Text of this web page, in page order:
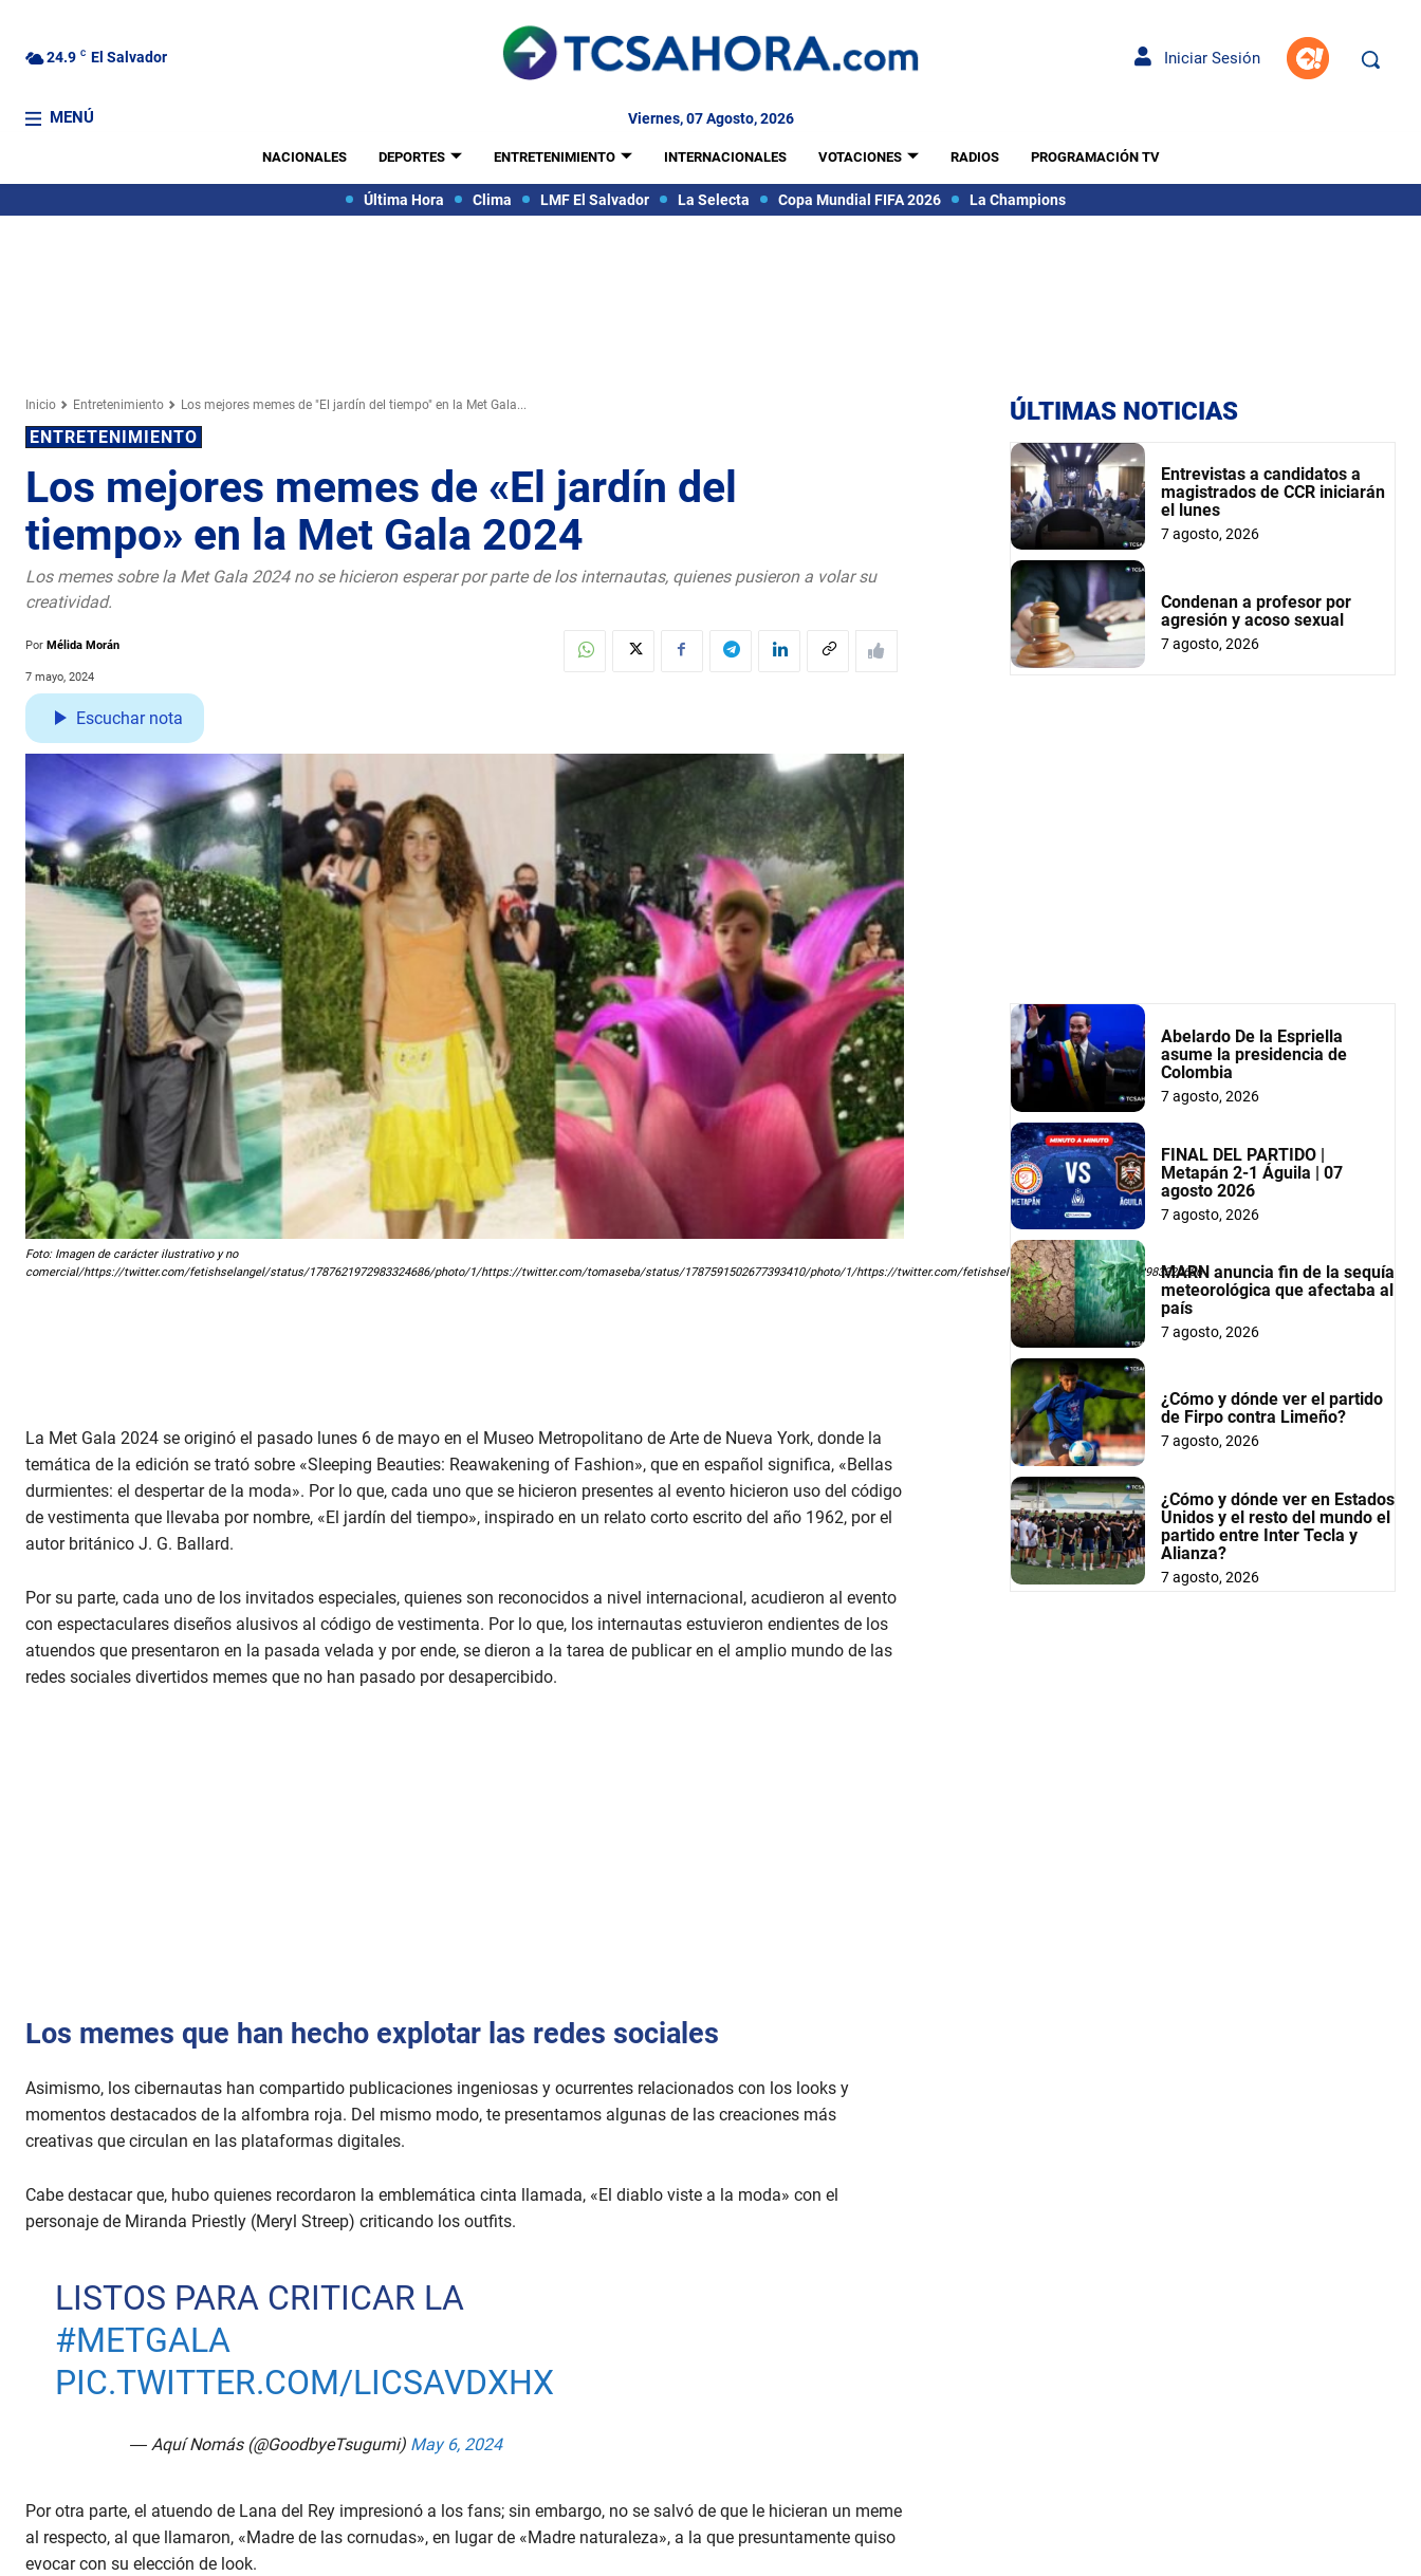
24.9 C El Salvador Iniciar Sesión
MENÚ Viernes, 07 Agosto, 2026
NACIONALES DEPORTES ENTRETENIMIENTO INTERNACIONALES VOTACIONES RADIOS PROGRAMACIÓN TV
Última Hora Clima LMF El Salvador La Selecta Copa Mundial FIFA 2026 La Champions
Inicio Entretenimiento Los mejores memes de "El jardín del tiempo" en la Met Gala...
ENTRETENIMIENTO
Los mejores memes de «El jardín del
tiempo» en la Met Gala 2024
Los memes sobre la Met Gala 2024 no se hicieron esperar por parte de los internautas, quienes pusieron a volar su
creatividad.
Por Mélida Morán
7 mayo, 2024
Escuchar nota
Foto: Imagen de carácter ilustrativo y no
comercial/https://twitter.com/fetishselangel/status/1787621972983324686/photo/1/https://twitter.com/tomaseba/status/1787591502677393410/photo/1/https://twitter.com/fetishselangel/status/1787621972983324686
La Met Gala 2024 se originó el pasado lunes 6 de mayo en el Museo Metropolitano de Arte de Nueva York, donde la
temática de la edición se trató sobre «Sleeping Beauties: Reawakening of Fashion», que en español significa, «Bellas
durmientes: el despertar de la moda». Por lo que, cada uno que se hicieron presentes al evento hicieron uso del código
de vestimenta que llevaba por nombre, «El jardín del tiempo», inspirado en un relato corto escrito del año 1962, por el
autor británico J. G. Ballard.
Por su parte, cada uno de los invitados especiales, quienes son reconocidos a nivel internacional, acudieron al evento
con espectaculares diseños alusivos al código de vestimenta. Por lo que, los internautas estuvieron endientes de los
atuendos que presentaron en la pasada velada y por ende, se dieron a la tarea de publicar en el amplio mundo de las
redes sociales divertidos memes que no han pasado por desapercibido.
Los memes que han hecho explotar las redes sociales
Asimismo, los cibernautas han compartido publicaciones ingeniosas y ocurrentes relacionados con los looks y
momentos destacados de la alfombra roja. Del mismo modo, te presentamos algunas de las creaciones más
creativas que circulan en las plataformas digitales.
Cabe destacar que, hubo quienes recordaron la emblemática cinta llamada, «El diablo viste a la moda» con el
personaje de Miranda Priestly (Meryl Streep) criticando los outfits.
LISTOS PARA CRITICAR LA
#METGALA
PIC.TWITTER.COM/LICSAVDXHX
— Aquí Nomás (@GoodbyeTsugumi) May 6, 2024
Por otra parte, el atuendo de Lana del Rey impresionó a los fans; sin embargo, no se salvó de que le hicieran un meme
al respecto, al que llamaron, «Madre de las cornudas», en lugar de «Madre naturaleza», a la que presuntamente quiso
evocar con su elección de look.
ÚLTIMAS NOTICIAS
Entrevistas a candidatos a
magistrados de CCR iniciarán
el lunes
7 agosto, 2026
Condenan a profesor por
agresión y acoso sexual
7 agosto, 2026
Abelardo De la Espriella
asume la presidencia de
Colombia
7 agosto, 2026
FINAL DEL PARTIDO |
Metapán 2-1 Águila | 07
agosto 2026
7 agosto, 2026
MARN anuncia fin de la sequía
meteorológica que afectaba al
país
7 agosto, 2026
¿Cómo y dónde ver el partido
de Firpo contra Limeño?
7 agosto, 2026
¿Cómo y dónde ver en Estados
Unidos y el resto del mundo el
partido entre Inter Tecla y
Alianza?
7 agosto, 2026